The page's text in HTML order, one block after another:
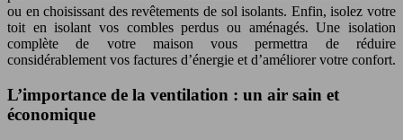
ou en choisissant des revêtements de sol isolants. Enfin, isolez votre
toit en isolant vos combles perdus ou aménagés. Une isolation
complète de votre maison vous permettra de réduire
considérablement vos factures d’énergie et d’améliorer votre confort.
L’importance de la ventilation : un air sain et
économique